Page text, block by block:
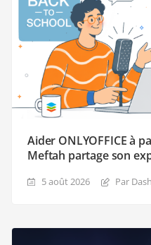
Aider ONLYOFFICE à
Meftah partage son
5 août 2026 Par